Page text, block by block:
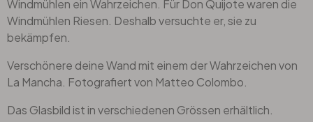
Windmühlen ein Wahrzeichen. Für Don Quijote waren die
Windmühlen Riesen. Deshalb versuchte er, sie zu
bekämpfen.
Verschönere deine Wand mit einem der Wahrzeichen von
La Mancha. Fotografiert von Matteo Colombo.
Das Glasbild ist in verschiedenen Grössen erhältlich.